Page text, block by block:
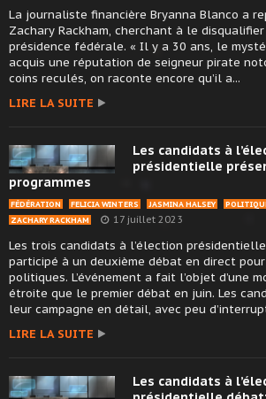
La journaliste financière Bryanna Blanco a
Zachary Rackham, cherchant à le
présidence fédérale. « Il y a 30 ans, le
acquis une réputation de seigneur pirate
coins reculés, on raconte encore qu’il a...
LIRE LA SUITE
Les candidats à
présidentielle
programmes
FÉDÉRATION FELICIA WINTERS JASMINA HALSEY
ZACHARY RACKHAM
17 juillet 2023
Les trois candidats à l’élection
participé à un deuxième débat en direct
politiques. L’événement a fait l’objet d’une
étroite que le premier débat en juin. Les
leur campagne en détail, avec peu
LIRE LA SUITE
Les candidats à